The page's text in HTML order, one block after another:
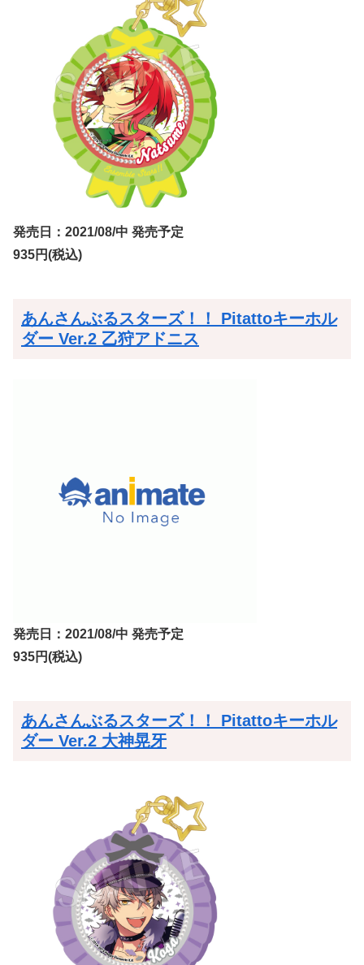
発売日：2021/08/中 発売予定
935円(税込)
あんさんぶるスターズ！！ Pitattoキーホル
ダー Ver.2 乙狩アドニス
発売日：2021/08/中 発売予定
935円(税込)
あんさんぶるスターズ！！ Pitattoキーホル
ダー Ver.2 大神晃牙